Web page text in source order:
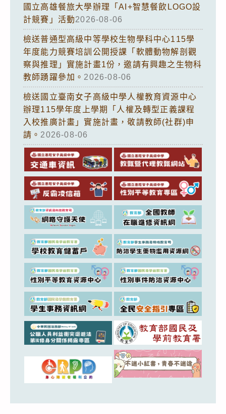
國立高雄餐旅大學辦理「AI+智慧餐飲LOGO設
計競賽」活動2026-08-06
檢送普通型高級中等學校生物學科中心115學
年度能力競賽培訓公開授課「軟體動物解剖觀
察與推理」實施計畫1份，邀請有興趣之生物科
教師踴躍參加。 2026-08-06
檢送國立臺南女子高級中學人權教育資源中心
辦理115學年度上學期「人權及轉型正義課程
入校推廣計畫」實施計畫，敬請教師(社群)申
請。 2026-08-06